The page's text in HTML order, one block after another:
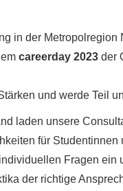
in der
careerday 2023 der
und werde Teil
laden unsere
für
Fragen ein
der richtige